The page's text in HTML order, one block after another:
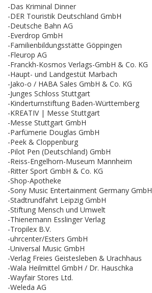
-Das Kriminal Dinner
-DER Touristik Deutschland GmbH
-Deutsche Bahn AG
-Everdrop GmbH
-Familienbildungsstätte Göppingen
-Fleurop AG
-Franckh-Kosmos Verlags-GmbH & Co. KG
-Haupt- und Landgestüt Marbach
-Jako-o / HABA Sales GmbH & Co. KG
-Junges Schloss Stuttgart
-Kinderturnstiftung Baden-Württemberg
-KREATIV | Messe Stuttgart
-Messe Stuttgart GmbH
-Parfümerie Douglas GmbH
-Peek & Cloppenburg
-Pilot Pen (Deutschland) GmbH
-Reiss-Engelhorn-Museum Mannheim
-Ritter Sport GmbH & Co. KG
-Shop-Apotheke
-Sony Music Entertainment Germany GmbH
-Stadtrundfahrt Leipzig GmbH
-Stiftung Mensch und Umwelt
-Thienemann Esslinger Verlag
-Tropilex B.V.
-uhrcenter/Esters GmbH
-Universal Music GmbH
-Verlag Freies Geistesleben & Urachhaus
-Wala Heilmittel GmbH / Dr. Hauschka
-Wayfair Stores Ltd.
-Weleda AG